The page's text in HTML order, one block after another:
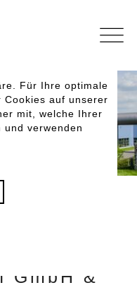
in
GmbH &
Für Ihre optimale
Cookies auf unserer
mit, welche Ihrer
verwenden